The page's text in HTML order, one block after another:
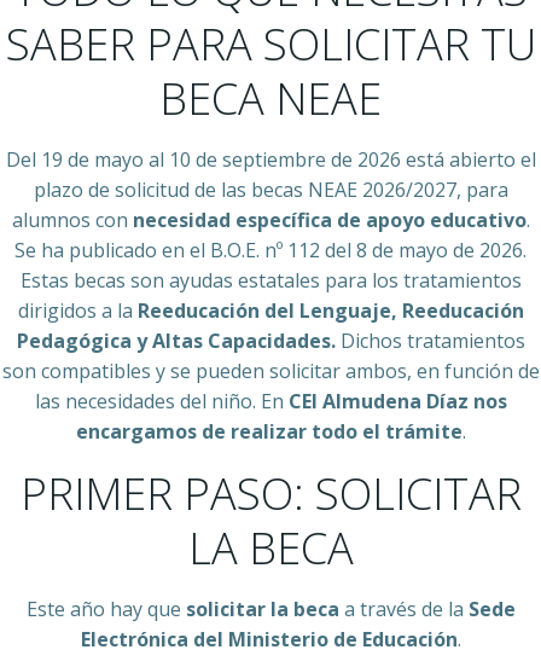
SABER PARA SOLICITAR TU
BECA NEAE
Del 19 de mayo al 10 de septiembre de 2026 está abierto el
plazo de solicitud de las becas NEAE 2026/2027, para
alumnos con necesidad específica de apoyo educativo.
Se ha publicado en el B.O.E. nº 112 del 8 de mayo de 2026.
Estas becas son ayudas estatales para los tratamientos
dirigidos a la Reeducación del Lenguaje, Reeducación
Pedagógica y Altas Capacidades. Dichos tratamientos
son compatibles y se pueden solicitar ambos, en función de
las necesidades del niño. En CEI Almudena Díaz nos
encargamos de realizar todo el trámite.
PRIMER PASO: SOLICITAR
LA BECA
Este año hay que solicitar la beca a través de la Sede
Electrónica del Ministerio de Educación.